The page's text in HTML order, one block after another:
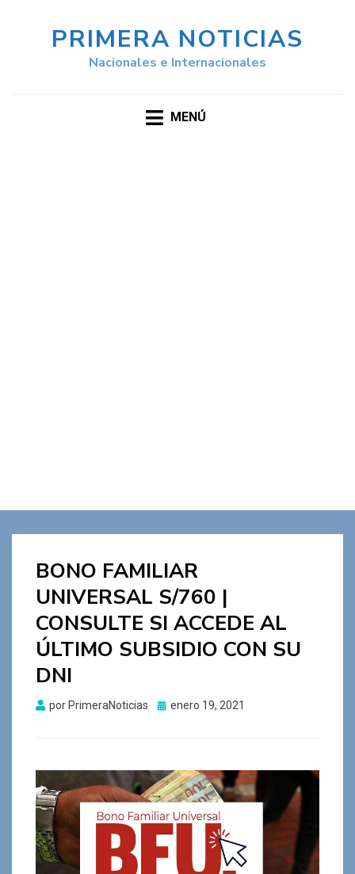
PRIMERA NOTICIAS
Nacionales e Internacionales
MENÚ
BONO FAMILIAR
UNIVERSAL S/760 |
CONSULTE SI ACCEDE AL
ÚLTIMO SUBSIDIO CON SU
DNI
por PrimeraNoticias
Publicado
enero 19, 2021